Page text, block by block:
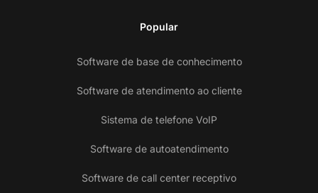
Popular
Software de base de conhecimento
Software de atendimento ao cliente
Sistema de telefone VoIP
Software de autoatendimento
Software de call center receptivo